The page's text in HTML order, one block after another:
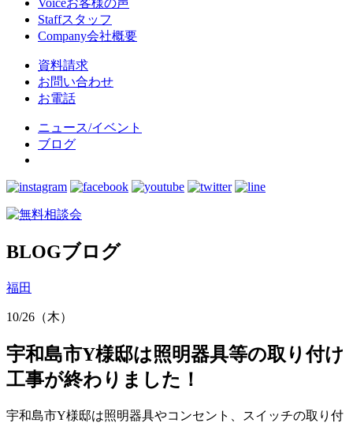
Staffスタッフ
Company会社概要
資料請求
お問い合わせ
お電話
ニュース/イベント
ブログ
BLOGブログ
福田
10/26（木）
宇和島市Y様邸は照明器具等の取り付け
工事が終わりました！
宇和島市Y様邸は照明器具やコンセント、スイッチの取り付